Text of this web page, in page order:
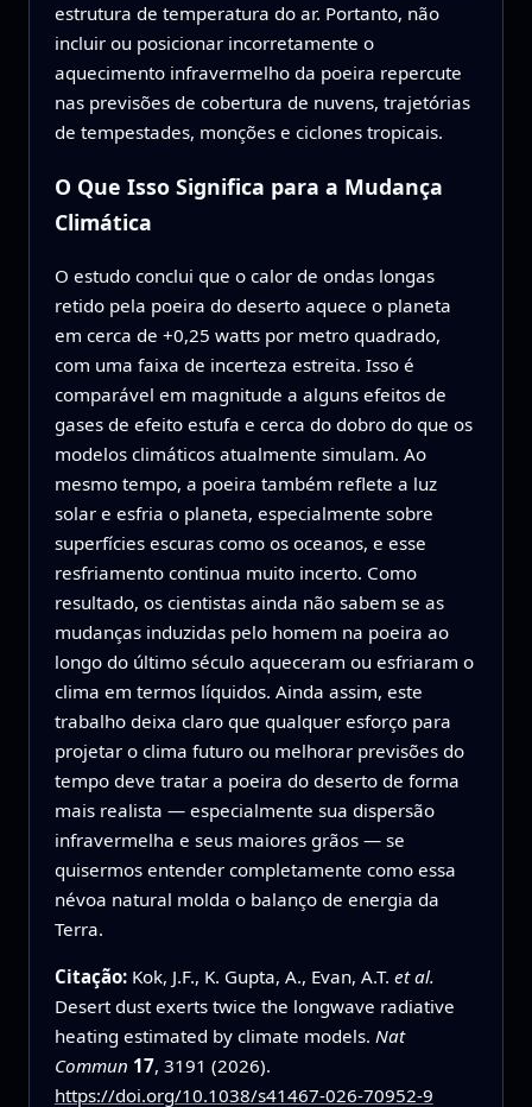
estrutura de temperatura do ar. Portanto, não
incluir ou posicionar incorretamente o
aquecimento infravermelho da poeira repercute
nas previsões de cobertura de nuvens, trajetórias
de tempestades, monções e ciclones tropicais.
O Que Isso Significa para a Mudança
Climática
O estudo conclui que o calor de ondas longas
retido pela poeira do deserto aquece o planeta
em cerca de +0,25 watts por metro quadrado,
com uma faixa de incerteza estreita. Isso é
comparável em magnitude a alguns efeitos de
gases de efeito estufa e cerca do dobro do que os
modelos climáticos atualmente simulam. Ao
mesmo tempo, a poeira também reflete a luz
solar e esfria o planeta, especialmente sobre
superfícies escuras como os oceanos, e esse
resfriamento continua muito incerto. Como
resultado, os cientistas ainda não sabem se as
mudanças induzidas pelo homem na poeira ao
longo do último século aqueceram ou esfriaram o
clima em termos líquidos. Ainda assim, este
trabalho deixa claro que qualquer esforço para
projetar o clima futuro ou melhorar previsões do
tempo deve tratar a poeira do deserto de forma
mais realista — especialmente sua dispersão
infravermelha e seus maiores grãos — se
quisermos entender completamente como essa
névoa natural molda o balanço de energia da
Terra.
Citação: Kok, J.F., K. Gupta, A., Evan, A.T. et al.
Desert dust exerts twice the longwave radiative
heating estimated by climate models. Nat
Commun 17, 3191 (2026).
https://doi.org/10.1038/s41467-026-70952-9